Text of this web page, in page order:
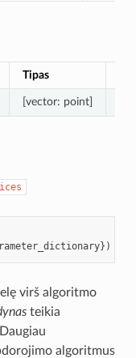
Tipas
[vector: point]
})
virš algoritmo
teikia
algoritmus